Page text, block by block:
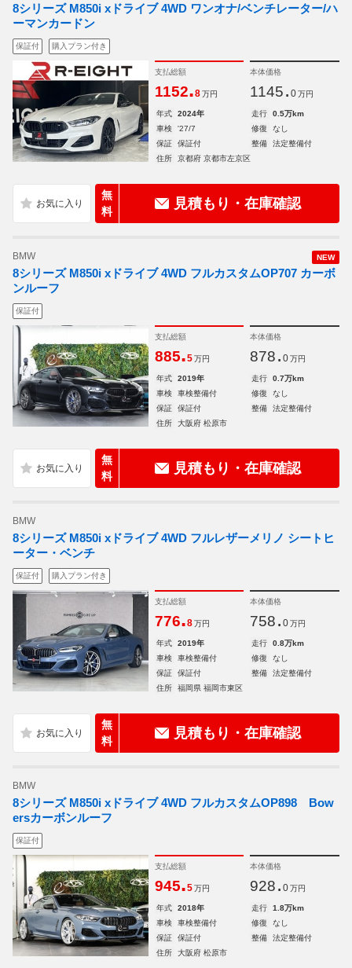
8シリーズ M850i xドライブ 4WD ワンオナ/ベンチレーター/ハ
ーマンカードン
保証付 購入プラン付き
支払総額
1152.8 万円
本体価格
1145. 0 万円
年式 2024年 走行
0.5万km
車検
'27/7 修復
なし
保証
保証付 整備
法定整備付
住所
京都府 京都市左京区
無
料
見積もり・在庫確認
NEW
BMW
8シリーズ M850i xドライブ 4WD フルカスタムOP707 カーボ
ンルーフ
保証付
支払総額
885.5 万円
本体価格
878. 0 万円
年式 2019年 走行
0.7万km
車検
車検整備付 修復
なし
保証
保証付 整備
法定整備付
住所
大阪府 松原市
無
料
見積もり・在庫確認
BMW
8シリーズ M850i xドライブ 4WD フルレザーメリノ シートヒ
ーター・ベンチ
保証付 購入プラン付き
支払総額
776.8 万円
本体価格
758. 0 万円
年式 2019年 走行
0.8万km
車検
車検整備付 修復
なし
保証
保証付 整備
法定整備付
住所
福岡県 福岡市東区
無
料
見積もり・在庫確認
BMW
8シリーズ M850i xドライブ 4WD フルカスタムOP898 Bow
ersカーボンルーフ
保証付
支払総額
945.5 万円
本体価格
928. 0 万円
年式 2018年 走行
1.8万km
車検
車検整備付 修復
なし
保証
保証付 整備
法定整備付
住所
大阪府 松原市